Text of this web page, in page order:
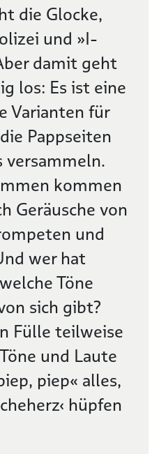
die Glocke,
und »I-
damit geht
los: Es ist eine
Varianten für
Pappseiten
versammeln.
kommen
Geräusche von
und
wer hat
Töne
sich gibt?
Fülle teilweise
und Laute
piep« alles,
hüpfen